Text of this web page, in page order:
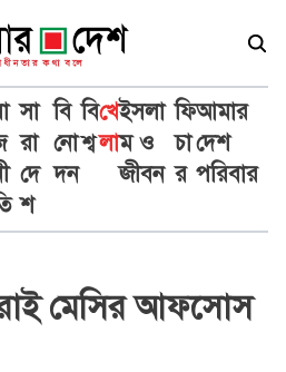
সা
রা
দে
শ
বি
নো
দন
বি
শ্ব
খে
লা
ইসলা
ম ও
জীবন
ফি
চা
র
আমার
দেশ
পরিবার
মেসির আফসোস